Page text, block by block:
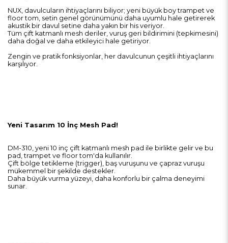
NUX, davulcuların ihtiyaçlarını biliyor; yeni büyük boy trampet ve
floor tom, setin genel görünümünü daha uyumlu hale getirerek
akustik bir davul setine daha yakın bir his veriyor.
Tüm çift katmanlı mesh deriler, vuruş geri bildirimini (tepkimesini)
daha doğal ve daha etkileyici hale getiriyor.
Zengin ve pratik fonksiyonlar, her davulcunun çeşitli ihtiyaçlarını
karşılıyor.
Yeni Tasarım 10 İnç Mesh Pad!
DM-310, yeni 10 inç çift katmanlı mesh pad ile birlikte gelir ve bu
pad, trampet ve floor tom'da kullanılır.
Çift bölge tetikleme (trigger), baş vuruşunu ve çapraz vuruşu
mükemmel bir şekilde destekler.
Daha büyük vurma yüzeyi, daha konforlu bir çalma deneyimi
sunar.